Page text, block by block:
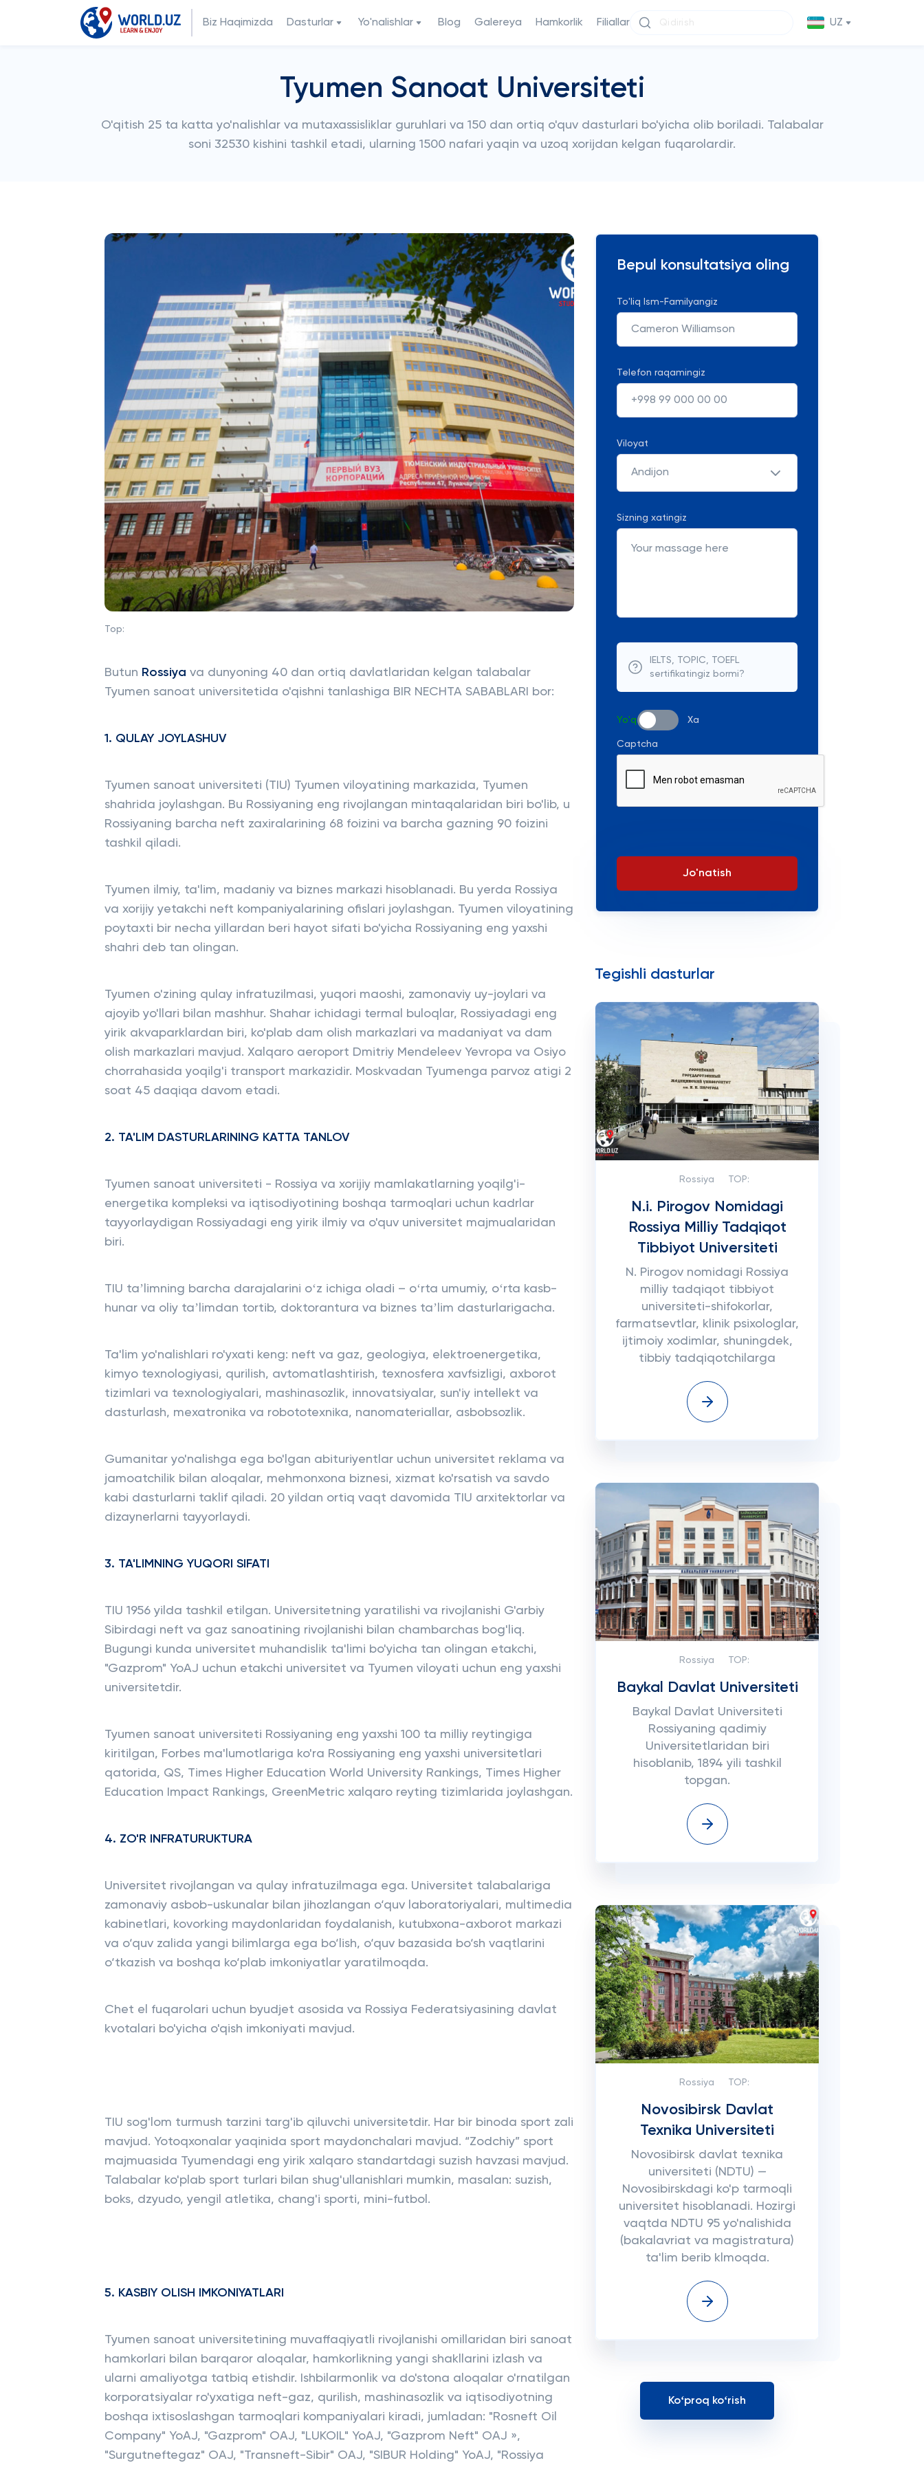
Biz Haqimizda Dasturlar Yo'nalishlar Blog Galereya Hamkorlik Filiallar UZ
Tyumen Sanoat Universiteti
O'qitish 25 ta katta yo'nalishlar va mutaxassisliklar guruhlari va 150 dan ortiq o'quv dasturlari bo'yicha olib boriladi. Talabalar
soni 32530 kishini tashkil etadi, ularning 1500 nafari yaqin va uzoq xorijdan kelgan fuqarolardir.
Top:
Butun Rossiya va dunyoning 40 dan ortiq davlatlaridan kelgan talabalar
Tyumen sanoat universitetida o'qishni tanlashiga BIR NECHTA SABABLARI bor:
1. QULAY JOYLASHUV
Tyumen sanoat universiteti (TIU) Tyumen viloyatining markazida, Tyumen
shahrida joylashgan. Bu Rossiyaning eng rivojlangan mintaqalaridan biri bo'lib, u
Rossiyaning barcha neft zaxiralarining 68 foizini va barcha gazning 90 foizini
tashkil qiladi.
Tyumen ilmiy, ta'lim, madaniy va biznes markazi hisoblanadi. Bu yerda Rossiya
va xorijiy yetakchi neft kompaniyalarining ofislari joylashgan. Tyumen viloyatining
poytaxti bir necha yillardan beri hayot sifati bo'yicha Rossiyaning eng yaxshi
shahri deb tan olingan.
Tyumen o'zining qulay infratuzilmasi, yuqori maoshi, zamonaviy uy-joylari va
ajoyib yo'llari bilan mashhur. Shahar ichidagi termal buloqlar, Rossiyadagi eng
yirik akvaparklardan biri, ko'plab dam olish markazlari va madaniyat va dam
olish markazlari mavjud. Xalqaro aeroport Dmitriy Mendeleev Yevropa va Osiyo
chorrahasida yoqilg'i transport markazidir. Moskvadan Tyumenga parvoz atigi 2
soat 45 daqiqa davom etadi.
2. TA'LIM DASTURLARINING KATTA TANLOV
Tyumen sanoat universiteti - Rossiya va xorijiy mamlakatlarning yoqilg'i-
energetika kompleksi va iqtisodiyotining boshqa tarmoqlari uchun kadrlar
tayyorlaydigan Rossiyadagi eng yirik ilmiy va o'quv universitet majmualaridan
biri.
TIU taʼlimning barcha darajalarini oʻz ichiga oladi – oʻrta umumiy, oʻrta kasb-
hunar va oliy taʼlimdan tortib, doktorantura va biznes taʼlim dasturlarigacha.
Ta'lim yo'nalishlari ro'yxati keng: neft va gaz, geologiya, elektroenergetika,
kimyo texnologiyasi, qurilish, avtomatlashtirish, texnosfera xavfsizligi, axborot
tizimlari va texnologiyalari, mashinasozlik, innovatsiyalar, sun'iy intellekt va
dasturlash, mexatronika va robototexnika, nanomateriallar, asbobsozlik.
Gumanitar yo'nalishga ega bo'lgan abituriyentlar uchun universitet reklama va
jamoatchilik bilan aloqalar, mehmonxona biznesi, xizmat ko'rsatish va savdo
kabi dasturlarni taklif qiladi. 20 yildan ortiq vaqt davomida TIU arxitektorlar va
dizaynerlarni tayyorlaydi.
3. TA'LIMNING YUQORI SIFATI
TIU 1956 yilda tashkil etilgan. Universitetning yaratilishi va rivojlanishi G'arbiy
Sibirdagi neft va gaz sanoatining rivojlanishi bilan chambarchas bog'liq.
Bugungi kunda universitet muhandislik ta'limi bo'yicha tan olingan etakchi,
"Gazprom" YoAJ uchun etakchi universitet va Tyumen viloyati uchun eng yaxshi
universitetdir.
Tyumen sanoat universiteti Rossiyaning eng yaxshi 100 ta milliy reytingiga
kiritilgan, Forbes ma'lumotlariga ko'ra Rossiyaning eng yaxshi universitetlari
qatorida, QS, Times Higher Education World University Rankings, Times Higher
Education Impact Rankings, GreenMetric xalqaro reyting tizimlarida joylashgan.
4. ZO'R INFRATURUKTURA
Universitet rivojlangan va qulay infratuzilmaga ega. Universitet talabalariga
zamonaviy asbob-uskunalar bilan jihozlangan o‘quv laboratoriyalari, multimedia
kabinetlari, kovorking maydonlaridan foydalanish, kutubxona-axborot markazi
va o‘quv zalida yangi bilimlarga ega bo‘lish, o‘quv bazasida bo‘sh vaqtlarini
o‘tkazish va boshqa ko‘plab imkoniyatlar yaratilmoqda.
Chet el fuqarolari uchun byudjet asosida va Rossiya Federatsiyasining davlat
kvotalari bo'yicha o'qish imkoniyati mavjud.
TIU sog'lom turmush tarzini targ'ib qiluvchi universitetdir. Har bir binoda sport zali
mavjud. Yotoqxonalar yaqinida sport maydonchalari mavjud. “Zodchiy” sport
majmuasida Tyumendagi eng yirik xalqaro standartdagi suzish havzasi mavjud.
Talabalar ko'plab sport turlari bilan shug'ullanishlari mumkin, masalan: suzish,
boks, dzyudo, yengil atletika, chang'i sporti, mini-futbol.
5. KASBIY OLISH IMKONIYATLARI
Tyumen sanoat universitetining muvaffaqiyatli rivojlanishi omillaridan biri sanoat
hamkorlari bilan barqaror aloqalar, hamkorlikning yangi shakllarini izlash va
ularni amaliyotga tatbiq etishdir. Ishbilarmonlik va do'stona aloqalar o'rnatilgan
korporatsiyalar ro'yxatiga neft-gaz, qurilish, mashinasozlik va iqtisodiyotning
boshqa ixtisoslashgan tarmoqlari kompaniyalari kiradi, jumladan: "Rosneft Oil
Company" YoAJ, "Gazprom" OAJ, "LUKOIL" YoAJ, "Gazprom Neft" OAJ »,
"Surgutneftegaz" OAJ, "Transneft-Sibir" OAJ, "SIBUR Holding" YoAJ, "Rossiya
Bepul konsultatsiya oling
To'liq Ism-Familyangiz
Telefon raqamingiz
Viloyat
Andijon
Sizning xatingiz
IELTS, TOPIC, TOEFL
sertifikatingiz bormi?
Yo'q Xa
Captcha
Jo'natish
Tegishli dasturlar
Rossiya TOP:
N.i. Pirogov Nomidagi
Rossiya Milliy Tadqiqot
Tibbiyot Universiteti
N. Pirogov nomidagi Rossiya
milliy tadqiqot tibbiyot
universiteti-shifokorlar,
farmatsevtlar, klinik psixologlar,
ijtimoiy xodimlar, shuningdek,
tibbiy tadqiqotchilarga
Rossiya TOP:
Baykal Davlat Universiteti
Baykal Davlat Universiteti
Rossiyaning qadimiy
Universitetlaridan biri
hisoblanib, 1894 yili tashkil
topgan.
Rossiya TOP:
Novosibirsk Davlat
Texnika Universiteti
Novosibirsk davlat texnika
universiteti (NDTU) —
Novosibirskdagi ko'p tarmoqli
universitet hisoblanadi. Hozirgi
vaqtda NDTU 95 yo'nalishida
(bakalavriat va magistratura)
ta'lim berib klmoqda.
Koʻproq koʻrish